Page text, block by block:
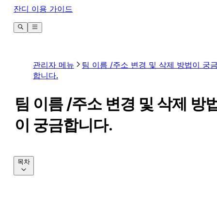
잔디 이용 가이드
관리자 메뉴
팀 이름 /주소 변경 및 삭제 방법이 궁
합니다.
팀 이름 /주소 변경 및 삭제 방
이 궁금합니다.
목차